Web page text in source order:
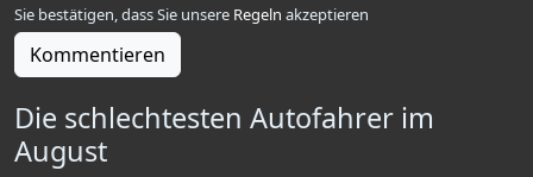
Sie bestätigen, dass Sie unsere Regeln akzeptieren
Kommentieren
Die schlechtesten Autofahrer im
August